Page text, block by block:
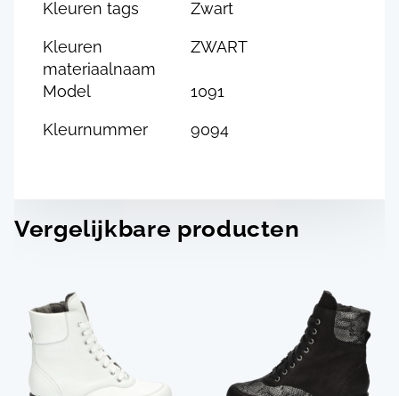
Kleuren tags Zwart
Kleuren
materiaalnaam
ZWART
Model 1091
Kleurnummer 9094
Vergelijkbare producten